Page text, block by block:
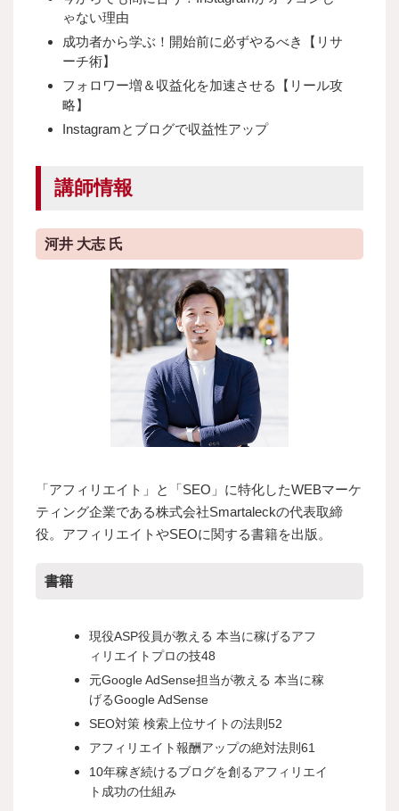
ゃない理由
成功者から学ぶ！開始前に必ずやるべき【リサ
ーチ術】
フォロワー増＆収益化を加速させる【リール攻
略】
Instagramとブログで収益性アップ
講師情報
河井 大志 氏
「アフィリエイト」と「SEO」に特化したWEBマーケ
ティング企業である株式会社Smartaleckの代表取締
役。アフィリエイトやSEOに関する書籍を出版。
書籍
現役ASP役員が教える 本当に稼げるアフ
ィリエイトプロの技48
元Google AdSense担当が教える 本当に稼
げるGoogle AdSense
SEO対策 検索上位サイトの法則52
アフィリエイト報酬アップの絶対法則61
10年稼ぎ続けるブログを創るアフィリエイ
ト成功の仕組み